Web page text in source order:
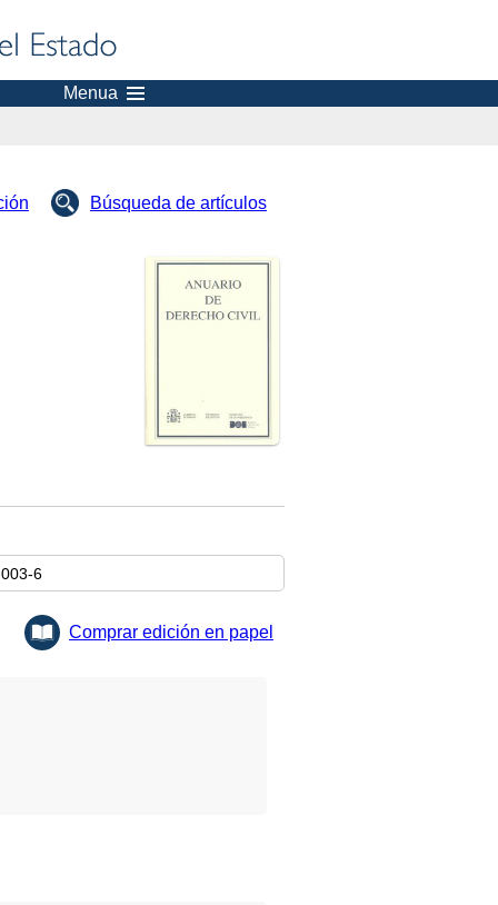
Menua
Búsqueda de artículos
6
Comprar edición en papel